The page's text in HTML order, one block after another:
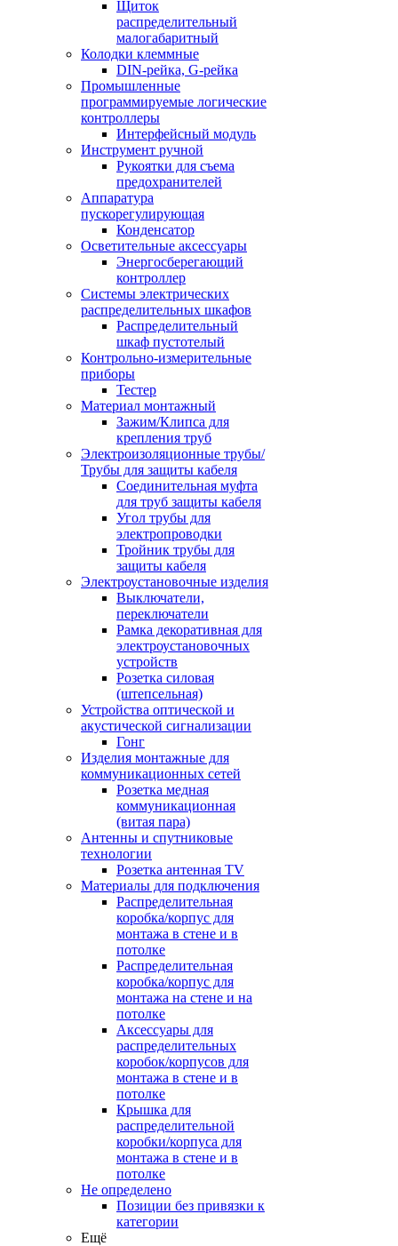
Щиток
распределительный
малогабаритный
Колодки клеммные
DIN-рейка, G-рейка
Промышленные
программируемые логические
контроллеры
Интерфейсный модуль
Инструмент ручной
Рукоятки для съема
предохранителей
Аппаратура
пускорегулирующая
Конденсатор
Осветительные аксессуары
Энергосберегающий
контроллер
Системы электрических
распределительных шкафов
Распределительный
шкаф пустотелый
Контрольно-измерительные
приборы
Тестер
Материал монтажный
Зажим/Клипса для
крепления труб
Электроизоляционные трубы/
Трубы для защиты кабеля
Соединительная муфта
для труб защиты кабеля
Угол трубы для
электропроводки
Тройник трубы для
защиты кабеля
Электроустановочные изделия
Выключатели,
переключатели
Рамка декоративная для
электроустановочных
устройств
Розетка силовая
(штепсельная)
Устройства оптической и
акустической сигнализации
Гонг
Изделия монтажные для
коммуникационных сетей
Розетка медная
коммуникационная
(витая пара)
Антенны и спутниковые
технологии
Розетка антенная TV
Материалы для подключения
Распределительная
коробка/корпус для
монтажа в стене и в
потолке
Распределительная
коробка/корпус для
монтажа на стене и на
потолке
Аксессуары для
распределительных
коробок/корпусов для
монтажа в стене и в
потолке
Крышка для
распределительной
коробки/корпуса для
монтажа в стене и в
потолке
Не определено
Позиции без привязки к
категории
Ещё